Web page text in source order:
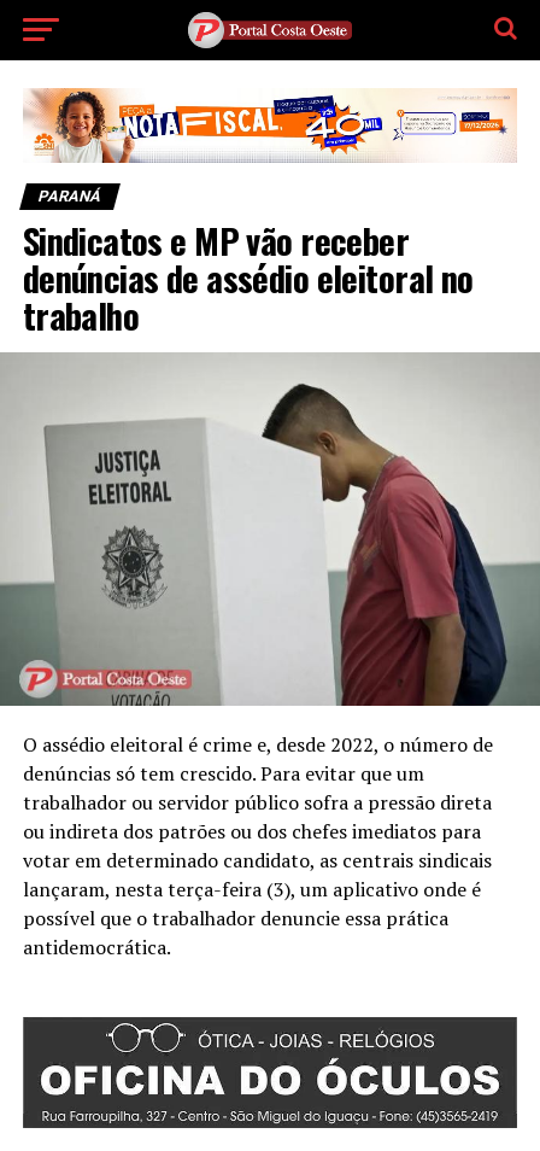
PARANÁ
Sindicatos e MP vão receber
denúncias de assédio eleitoral no
trabalho
O assédio eleitoral é crime e, desde 2022, o número de
denúncias só tem crescido. Para evitar que um
trabalhador ou servidor público sofra a pressão direta
ou indireta dos patrões ou dos chefes imediatos para
votar em determinado candidato, as centrais sindicais
lançaram, nesta terça-feira (3), um aplicativo onde é
possível que o trabalhador denuncie essa prática
antidemocrática.